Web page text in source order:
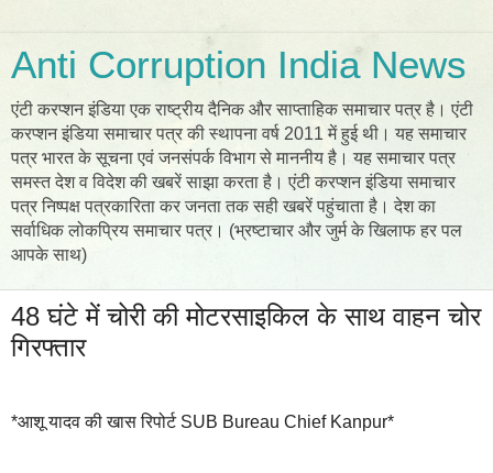
Anti Corruption India News
एंटी करप्शन इंडिया एक राष्ट्रीय दैनिक और साप्ताहिक समाचार पत्र है। एंटी
करप्शन इंडिया समाचार पत्र की स्थापना वर्ष 2011 में हुई थी। यह समाचार
पत्र भारत के सूचना एवं जनसंपर्क विभाग से माननीय है। यह समाचार पत्र
समस्त देश व विदेश की खबरें साझा करता है। एंटी करप्शन इंडिया समाचार
पत्र निष्पक्ष पत्रकारिता कर जनता तक सही खबरें पहुंचाता है। देश का
सर्वाधिक लोकप्रिय समाचार पत्र। (भ्रष्टाचार और जुर्म के खिलाफ हर पल
आपके साथ)
48 घंटे में चोरी की मोटरसाइकिल के साथ वाहन चोर
गिरफ्तार
*आशू यादव की खास रिपोर्ट SUB Bureau Chief Kanpur*